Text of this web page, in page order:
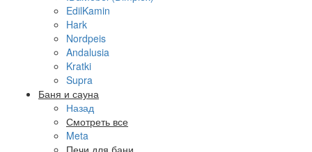
EdilKamin
Hark
Nordpeis
Andalusia
Kratki
Supra
Баня и сауна
Назад
Смотреть все
Meta